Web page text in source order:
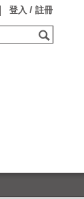
登入 / 註冊